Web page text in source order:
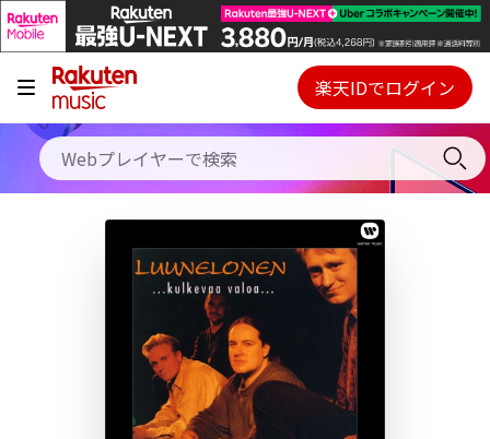
キャンペーン
料金プラン
使い方
初回30日間無料お試し
Webプレイヤー
ご契約内容の確認・変更
楽天IDでログイン